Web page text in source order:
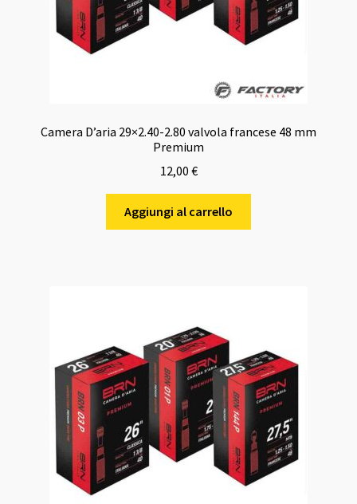
Camera D’aria 29×2.40-2.80 valvola francese 48 mm
Premium
12,00 €
Aggiungi al carrello